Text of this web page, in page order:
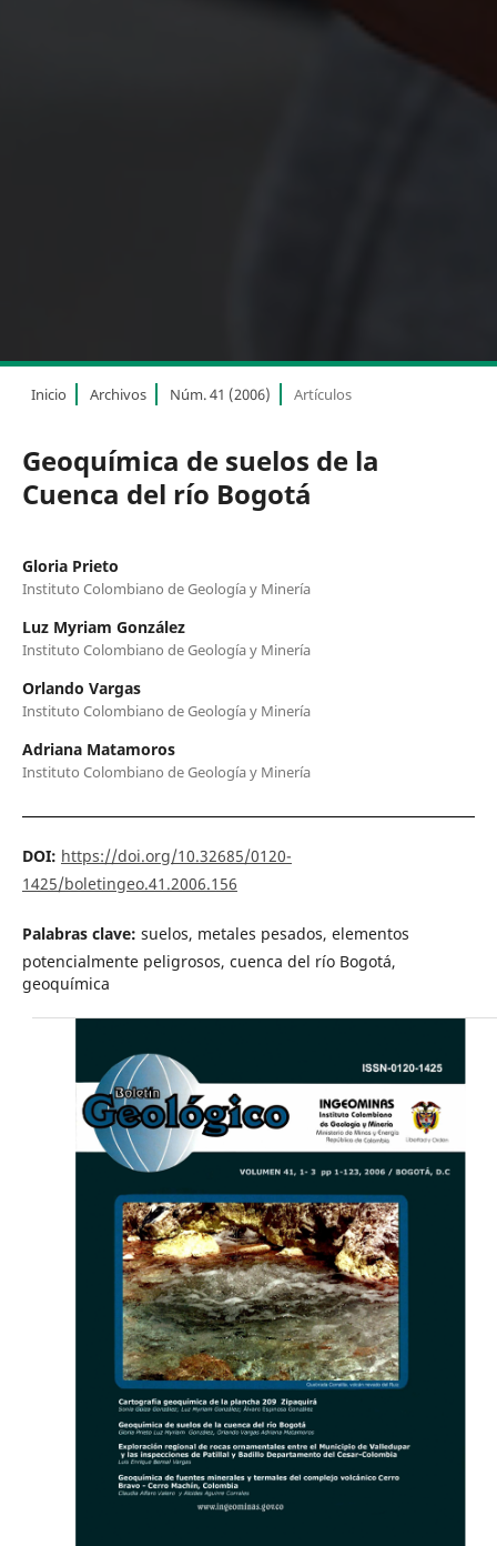
Inicio Archivos Núm. 41 (2006) Artículos
Geoquímica de suelos de la
Cuenca del río Bogotá
Gloria Prieto
Instituto Colombiano de Geología y Minería
Luz Myriam González
Instituto Colombiano de Geología y Minería
Orlando Vargas
Instituto Colombiano de Geología y Minería
Adriana Matamoros
Instituto Colombiano de Geología y Minería
DOI: https://doi.org/10.32685/0120-
1425/boletingeo.41.2006.156
Palabras clave: suelos, metales pesados, elementos
potencialmente peligrosos, cuenca del río Bogotá,
geoquímica